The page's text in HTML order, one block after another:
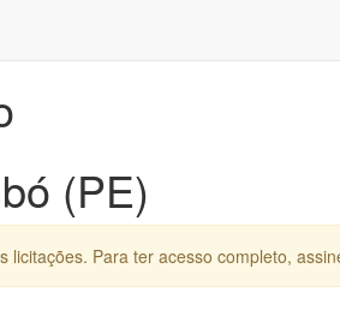
(PE)
licitações. Para ter acesso completo,